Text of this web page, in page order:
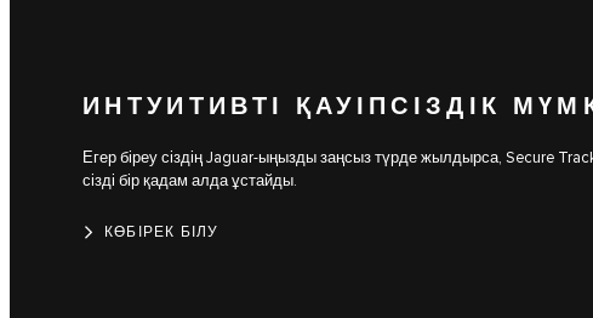
ИНТУИТИВТІ ҚАУІПСІЗДІК
Егер біреу сіздің Jaguar-ыңызды заңсыз түрде жылдырса, Secure
сізді бір қадам алда ұстайды.
КӨБІРЕК БІЛУ